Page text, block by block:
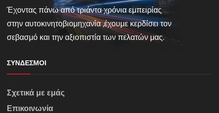
Έχοντας πάνω από τριάντα χρόνια εμπειρίας
στην αυτοκινητοβιομηχανία ,έχουμε κερδίσει τον
σεβασμό και την αξιοπιστία των πελατών μας.
ΣΎΝΔΕΣΜΟΙ
Σχετικά με εμάς
Επικοινωνία